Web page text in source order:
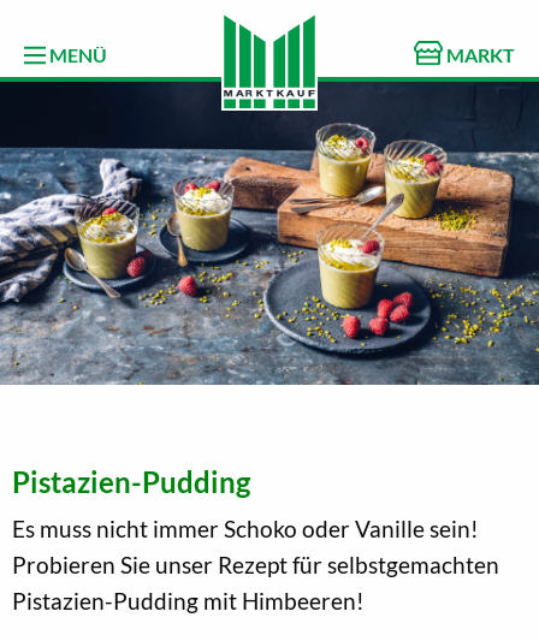
MENÜ MARKT
Pistazien-Pudding
Es muss nicht immer Schoko oder Vanille sein!
Probieren Sie unser Rezept für selbstgemachten
Pistazien-Pudding mit Himbeeren!